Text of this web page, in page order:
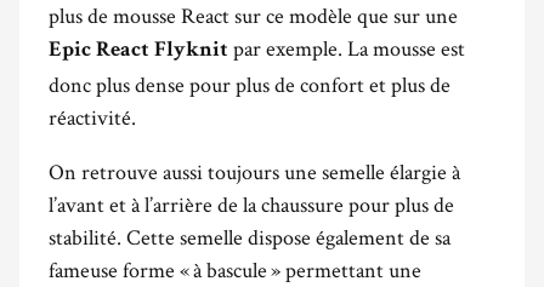
plus de mousse React sur ce modèle que sur une
Epic React Flyknit par exemple. La mousse est
donc plus dense pour plus de confort et plus de
réactivité.
On retrouve aussi toujours une semelle élargie à
l’avant et à l’arrière de la chaussure pour plus de
stabilité. Cette semelle dispose également de sa
fameuse forme « à bascule » permettant une